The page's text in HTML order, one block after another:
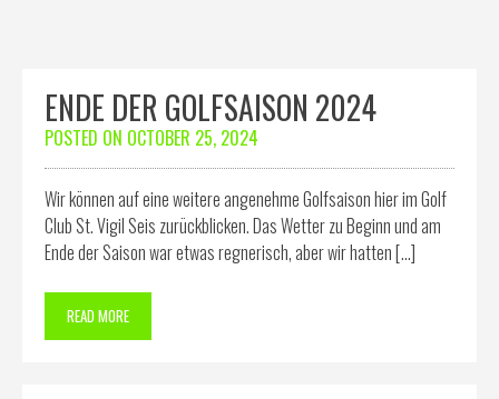
ENDE DER GOLFSAISON 2024
POSTED ON OCTOBER 25, 2024
Wir können auf eine weitere angenehme Golfsaison hier im Golf
Club St. Vigil Seis zurückblicken. Das Wetter zu Beginn und am
Ende der Saison war etwas regnerisch, aber wir hatten […]
READ MORE